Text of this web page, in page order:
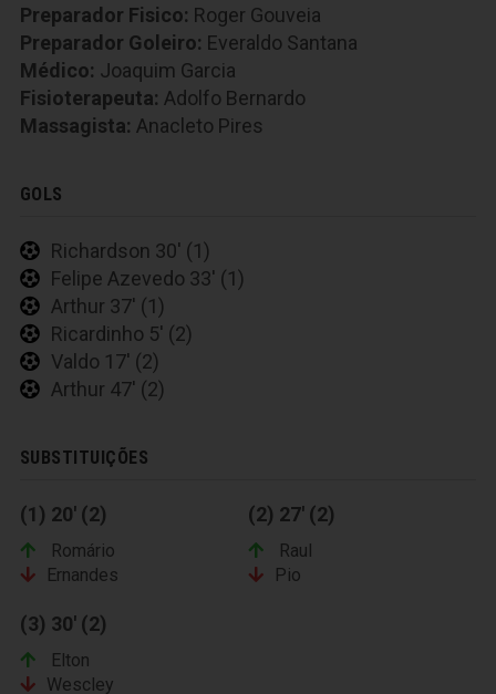
Preparador Fisico: Roger Gouveia
Preparador Goleiro: Everaldo Santana
Médico: Joaquim Garcia
Fisioterapeuta: Adolfo Bernardo
Massagista: Anacleto Pires
GOLS
Richardson 30' (1)
Felipe Azevedo 33' (1)
Arthur 37' (1)
Ricardinho 5' (2)
Valdo 17' (2)
Arthur 47' (2)
SUBSTITUIÇÕES
(1) 20' (2)
Romário
Ernandes
(2) 27' (2)
Raul
Pio
(3) 30' (2)
Elton
Wescley